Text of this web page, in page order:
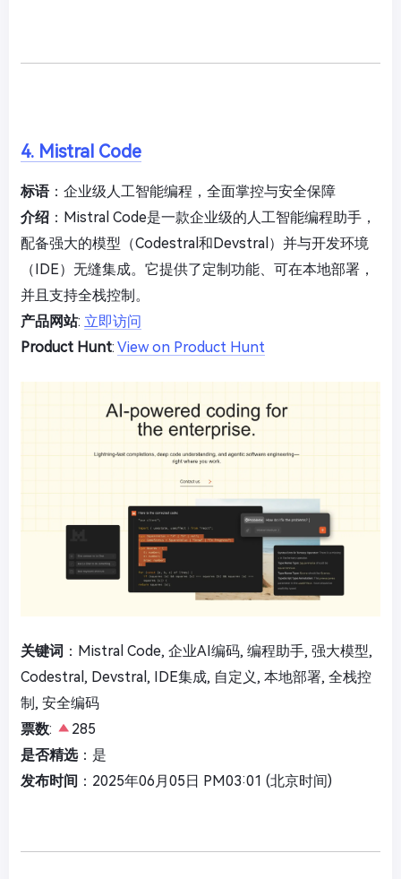
4. Mistral Code
标语：企业级人工智能编程，全面掌控与安全保障
介绍 ：Mistral Code是一款企业级的人工智能编程助手，
配备强大的模型（Codestral和Devstral）并与开发环境
（IDE）无缝集成。它提供了定制功能、可在本地部署，
并且支持全栈控制。
产品网站: 立即访问
Product Hunt: View on Product Hunt
关键词 ：Mistral Code, 企业AI编码, 编程助手, 强大模型,
Codestral, Devstral, IDE集成, 自定义, 本地部署, 全栈控
制, 安全编码
票数:
285
是否精选：是
发布时间 ：2025年06月05日 PM03:01 (北京时间)